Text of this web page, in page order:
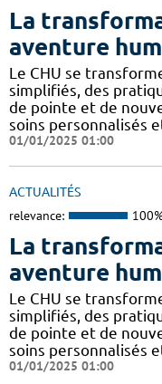
La
aventure
Le CHU se
simplifiés, des
de pointe et de
soins personnalisés
01/01/2025 01:00
ACTUALITÉS
relevance:
La
aventure
Le CHU se
simplifiés, des
de pointe et de
soins personnalisés
01/01/2025 01:00